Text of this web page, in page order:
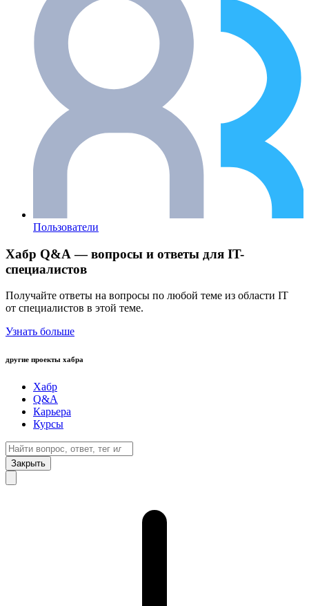
Пользователи
Хабр Q&A — вопросы и ответы для IT-
специалистов
Получайте ответы на вопросы по любой теме из области IT
от специалистов в этой теме.
Узнать больше
другие проекты хабра
Хабр
Q&A
Карьера
Курсы
Закрыть